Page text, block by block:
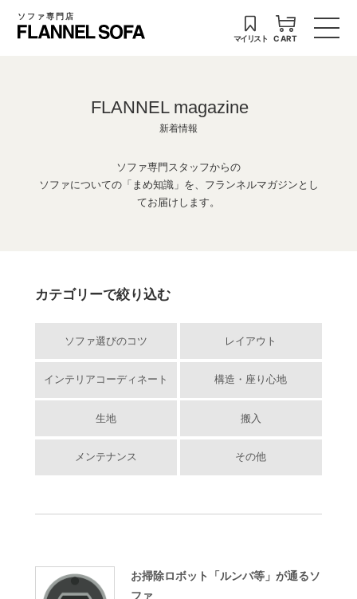
ソファ専門店
マイリスト CART
FLANNEL magazine
新着情報
ソファ専門スタッフからの
ソファについての「まめ知識」を、フランネルマガジンとし
てお届けします。
カテゴリーで絞り込む
ソファ選びのコツ レイアウト
インテリアコーディネート 構造・座り心地
生地 搬入
メンテナンス その他
お掃除ロボット「ルンバ等」が通るソ
ファ